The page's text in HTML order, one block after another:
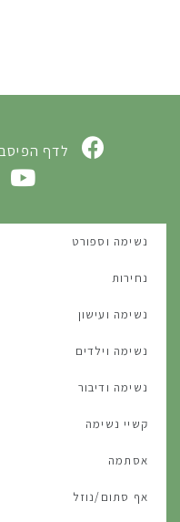
לדף
נשימה וספורט
נחירות
נשימה ועישון
נשימה וילדים
נשימה ודיבור
קשיי נשימה
אסתמה
אף סתום/נוזל